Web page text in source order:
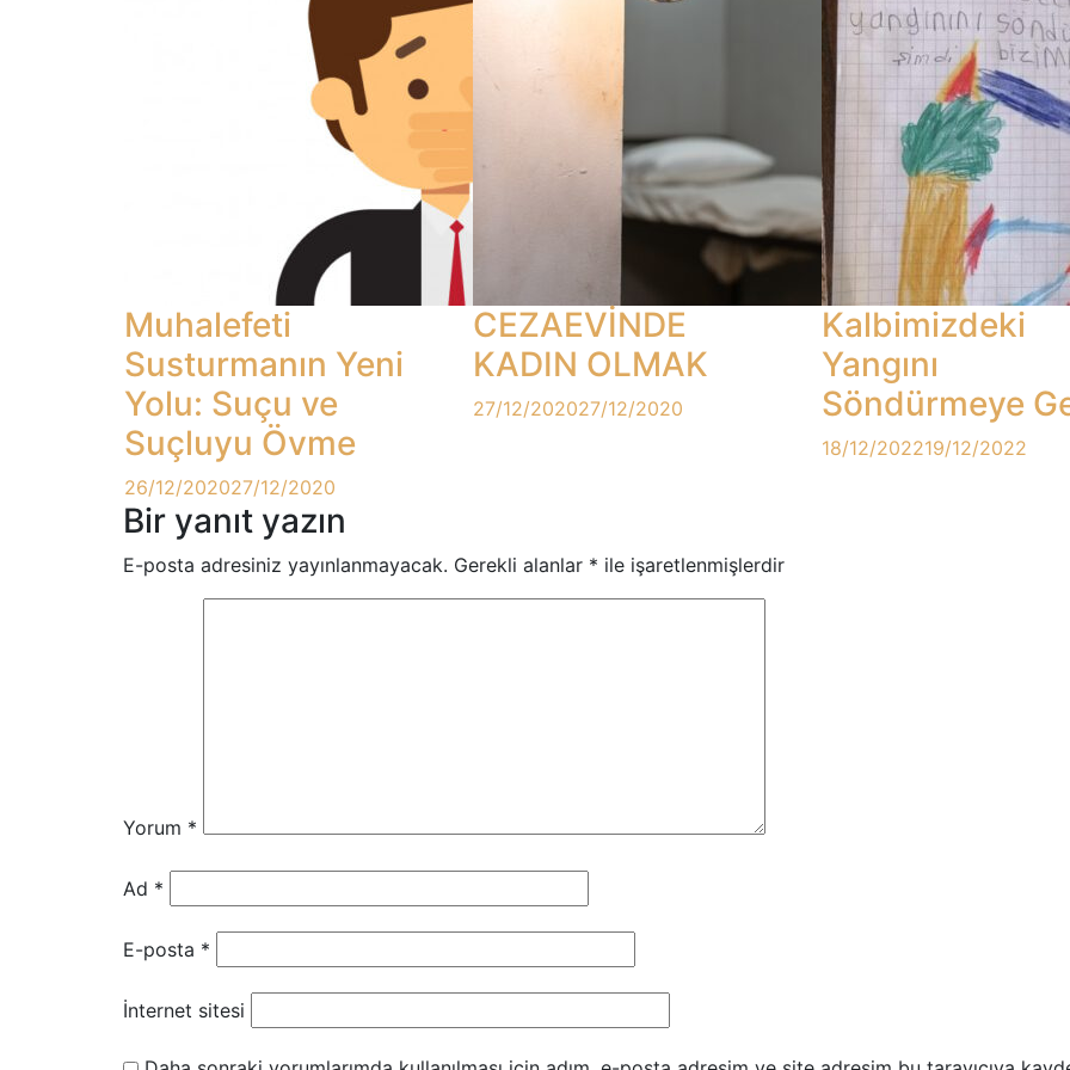
Muhalefeti
Susturmanın Yeni
Yolu: Suçu ve
Suçluyu Övme
26/12/202027/12/2020
CEZAEVİNDE
KADIN OLMAK
27/12/202027/12/2020
Kalbimizdeki
Yangını
Söndürmeye
18/12/202219/12/2022
Bir yanıt yazın
E-posta adresiniz yayınlanmayacak. Gerekli alanlar * ile işaretlenmişlerdir
Yorum *
Ad *
E-posta *
İnternet sitesi